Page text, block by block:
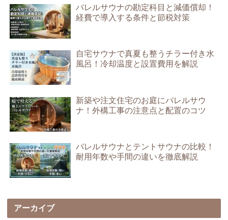
バレルサウナの勘定科目と減価償却！
経費で導入する条件と節税対策
自宅サウナで真夏も整うチラー付き水
風呂！冷却温度と設置費用を解説
新築や注文住宅のお庭にバレルサウ
ナ！外構工事の注意点と配置のコツ
バレルサウナとテントサウナの比較！
耐用年数や手間の違いを徹底解説
アーカイブ